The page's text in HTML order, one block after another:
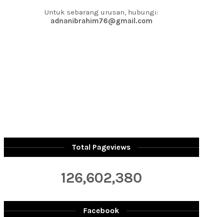
Untuk sebarang urusan, hubungi:
adnanibrahim76@gmail.com
Total Pageviews
126,602,380
Facebook